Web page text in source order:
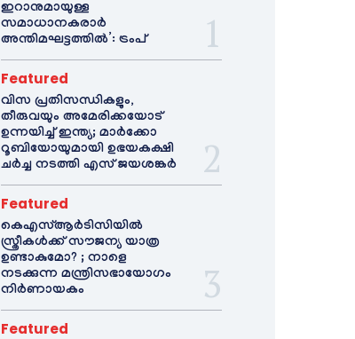
ഇറാനുമായുള്ള
സമാധാനകരാർ
അന്തിമഘട്ടത്തിൽ‌’: ട്രംപ്
Featured
വിസ പ്രതിസന്ധികളും,
തീരുവയും അമേരിക്കയോട്
ഉന്നയിച്ച് ഇന്ത്യ; മാർക്കോ
റൂബിയോയുമായി ഉഭയകക്ഷി
ചർച്ച നടത്തി എസ് ജയശങ്കർ
Featured
കെഎസ്ആർടിസിയിൽ
സ്ത്രീകൾക്ക് സൗജന്യ യാത്ര
ഉണ്ടാകുമോ? ; നാളെ
നടക്കുന്ന മന്ത്രിസഭായോഗം
നിർണായകം
Featured